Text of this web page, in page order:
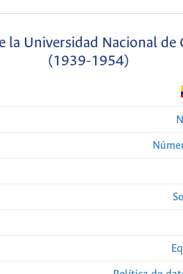
la Universidad Nacional de
(1939-1954)